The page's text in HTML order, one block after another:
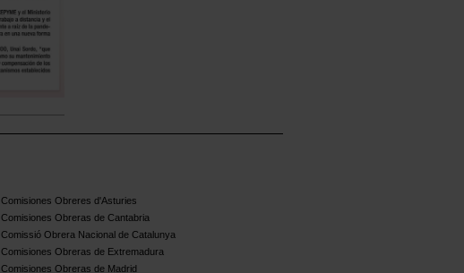
Comisiones Obreres d'Asturies
Comisiones Obreras de Cantabria
Comissió Obrera Nacional de Catalunya
Comisiones Obreras de Extremadura
Comisiones Obreras de Madrid